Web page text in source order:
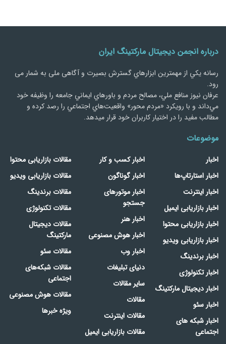
درباره انجمن دیجیتال مارکتینگ ایران
رسانه يكي از مهمترین ابزارهاي گسترش بصیرت و آگاهی ملی به شمار می
رود.
عرفان نیوز منافع ملي، مصالح مردم و باورهاي ايماني جامعه را وظيفه خود
مي‌داند و با رويكرد «مردم‌ محور» واقعيت‌هاي اجتماعي را رصد کرده و
مطالب مفید را در اختیار کاربران خود قرار میدهد.
موضوعات
اخبار
اخبار استارتاپ‌ها
اخبار اینترنت
اخبار بازاریابی ایمیل
اخبار بازاریابی محتوا
اخبار بازاریابی ویدیو
اخبار برندینگ
اخبار تکنولوژی
اخبار دیجیتال مارکتینگ
اخبار سئو
اخبار شبکه های
اجتماعی
اخبار کسب و کار
اخبار گوناگون
اخبار موتورهای
جستجو
اخبار هنر
اخبار هوش مصنوعی
اخبار وب
دنیای تبلیغات
سایر مقالات
مقالات
مقالات اینترنت
مقالات بازاریابی ایمیل
مقالات بازاریابی محتوا
مقالات بازاریابی ویدیو
مقالات برندینگ
مقالات تکنولوژی
مقالات دیجیتال
مارکتینگ
مقالات سئو
مقالات شبکه‌های
اجتماعی
مقالات هوش مصنوعی
ویژه خبرها